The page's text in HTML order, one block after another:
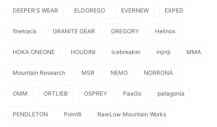
DEEPER'S WEAR ELDORESO EVERNEW EXPED
finetrack GRANITE GEAR GREGORY Helinox
HOKA ONEONE HOUDINI Icebreaker injinji MMA
Mountain Research MSR NEMO NORRONA
OMM ORTLIEB OSPREY PaaGo patagonia
PENDLETON Point6 RawLow Mountain Works